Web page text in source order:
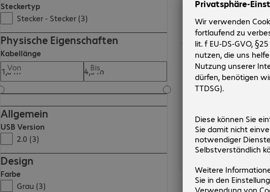
Steckertyp
Stecker - Stecker (3)
Physische Eigenschaften
Kabellänge
Von
Bis
Allgemein
USB Version
2.0 (3)
Design
Farbe
Grau (3)
5,99 €